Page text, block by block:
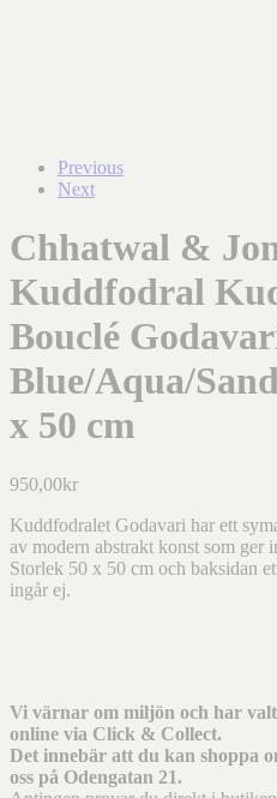
Previous
Next
Chhatwal &
Kuddfodral
Bouclé
Blue/Aqua/
x 50 cm
950,00kr
Kuddfodralet Godavari har ett
av modern abstrakt konst som ger
Storlek 50 x 50 cm och baksidan
ingår ej.
Vi värnar om miljön och har
online via Click & Collect.
Det innebär att du kan shoppa
oss på Odengatan 21.